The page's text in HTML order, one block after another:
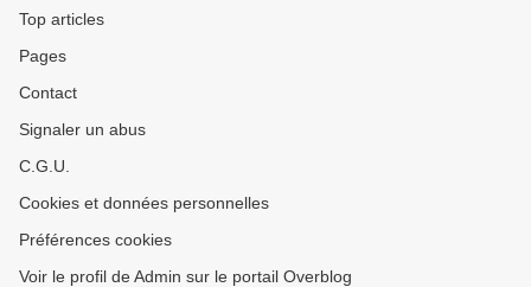
Top articles
Pages
Contact
Signaler un abus
C.G.U.
Cookies et données personnelles
Préférences cookies
Voir le profil de Admin sur le portail Overblog